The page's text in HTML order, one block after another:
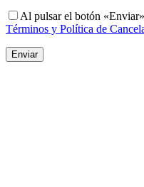
Al pulsar el botón
Términos y Política de